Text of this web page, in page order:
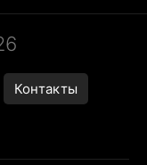
Контакты